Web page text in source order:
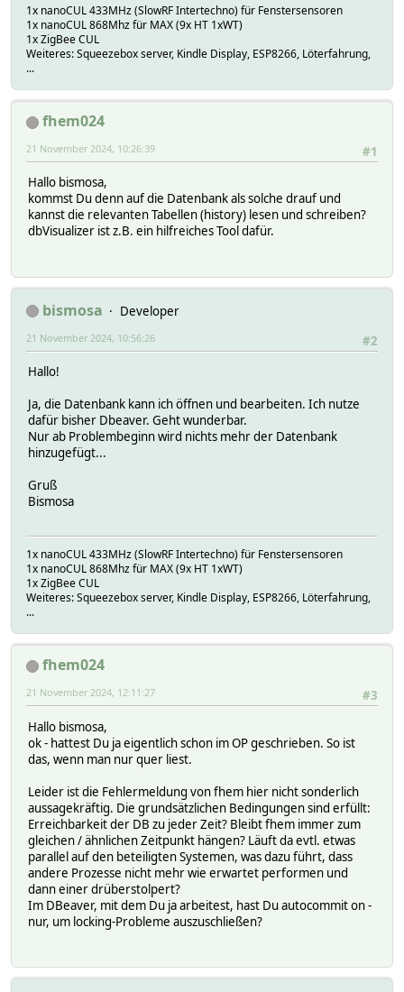
1x nanoCUL 433MHz (SlowRF Intertechno) für Fenstersensoren
1x nanoCUL 868Mhz für MAX (9x HT 1xWT)
1x ZigBee CUL
Weiteres: Squeezebox server, Kindle Display, ESP8266, Löterfahrung,
...
fhem024
#1
21 November 2024, 10:26:39
Hallo bismosa,
kommst Du denn auf die Datenbank als solche drauf und
kannst die relevanten Tabellen (history) lesen und schreiben?
dbVisualizer ist z.B. ein hilfreiches Tool dafür.
bismosa
Developer
#2
21 November 2024, 10:56:26
Hallo!
Ja, die Datenbank kann ich öffnen und bearbeiten. Ich nutze
dafür bisher Dbeaver. Geht wunderbar.
Nur ab Problembeginn wird nichts mehr der Datenbank
hinzugefügt...
Gruß
Bismosa
1x nanoCUL 433MHz (SlowRF Intertechno) für Fenstersensoren
1x nanoCUL 868Mhz für MAX (9x HT 1xWT)
1x ZigBee CUL
Weiteres: Squeezebox server, Kindle Display, ESP8266, Löterfahrung,
...
fhem024
#3
21 November 2024, 12:11:27
Hallo bismosa,
ok - hattest Du ja eigentlich schon im OP geschrieben. So ist
das, wenn man nur quer liest.
Leider ist die Fehlermeldung von fhem hier nicht sonderlich
aussagekräftig. Die grundsätzlichen Bedingungen sind erfüllt:
Erreichbarkeit der DB zu jeder Zeit? Bleibt fhem immer zum
gleichen / ähnlichen Zeitpunkt hängen? Läuft da evtl. etwas
parallel auf den beteiligten Systemen, was dazu führt, dass
andere Prozesse nicht mehr wie erwartet performen und
dann einer drüberstolpert?
Im DBeaver, mit dem Du ja arbeitest, hast Du autocommit on -
nur, um locking-Probleme auszuschließen?